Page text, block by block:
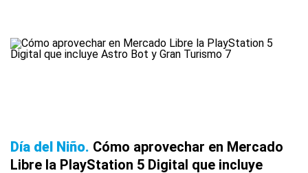
Día del Niño Cómo aprovechar en Mercado
Libre la PlayStation 5 Digital que incluye